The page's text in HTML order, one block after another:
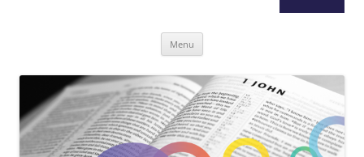
Menu
conteúdo